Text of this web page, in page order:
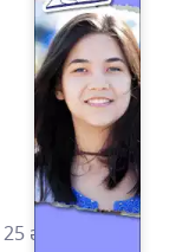
อาคารอัลม่า